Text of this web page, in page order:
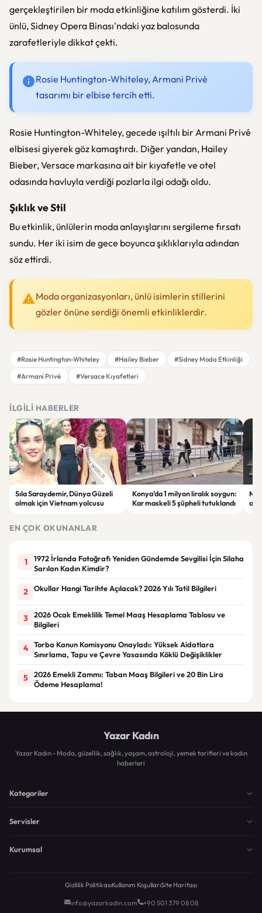
gerçekleştirilen bir moda etkinliğine katılım gösterdi. İki
ünlü, Sidney Opera Binası'ndaki yaz balosunda
zarafetleriyle dikkat çekti.
Rosie Huntington-Whiteley, Armani Privé
tasarımı bir elbise tercih etti.
Rosie Huntington-Whiteley, gecede ışıltılı bir Armani Privé
elbisesi giyerek göz kamaştırdı. Diğer yandan, Hailey
Bieber, Versace markasına ait bir kıyafetle ve otel
odasında havluyla verdiği pozlarla ilgi odağı oldu.
Şıklık ve Stil
Bu etkinlik, ünlülerin moda anlayışlarını sergileme fırsatı
sundu. Her iki isim de gece boyunca şıklıklarıyla adından
söz ettirdi.
Moda organizasyonları, ünlü isimlerin stillerini
gözler önüne serdiği önemli etkinliklerdir.
#Rosie Huntington-Whiteley #Hailey Bieber
#Sidney Moda Etkinliği
#Armani Privé
#Versace Kıyafetleri
İLGILI HABERLER
Sıla Saraydemir, Dünya Güzeli
olmak için Vietnam yolcusu
Konya’da 1 milyon liralık soygun:
Kar maskeli 5 şüpheli tutuklandı
EN ÇOK OKUNANLAR
1
1972 İrlanda Fotoğrafı Yeniden Gündemde Sevgilisi İçin Silaha
Sarılan Kadın Kimdir?
2 Okullar Hangi Tarihte Açılacak? 2026 Yılı Tatil Bilgileri
3
2026 Ocak Emeklilik Temel Maaş Hesaplama Tablosu ve
Bilgileri
4
Torba Kanun Komisyonu Onayladı: Yüksek Aidatlara
Sınırlama, Tapu ve Çevre Yasasında Köklü Değişiklikler
5
2026 Emekli Zammı: Taban Maaş Bilgileri ve 20 Bin Lira
Ödeme Hesaplama!
Yazar Kadın
Yazar Kadın - Moda, güzellik, sağlık, yaşam, astroloji, yemek tarifleri ve kadın
haberleri
Kategoriler
Servisler
Kurumsal
Gizlilik PolitikasıKullanım KoşullarıSite Haritası
info@yazarkadin.com +90 501 379 08 08